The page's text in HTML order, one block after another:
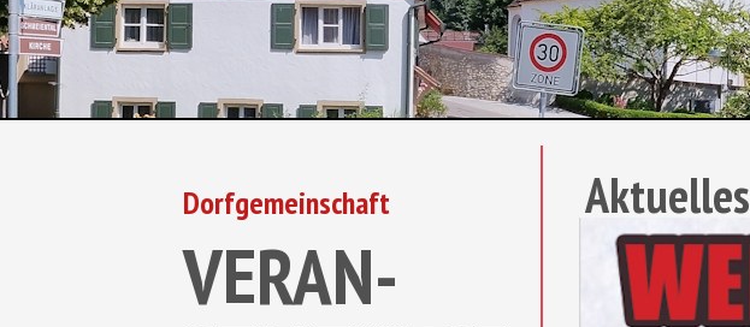
Dorfgemeinschaft
VERAN-
Aktuelles